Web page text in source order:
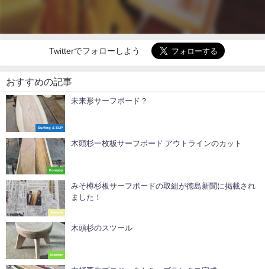
Twitterでフォローしよう
おすすめの記事
Surfing & SUP
未来形サーフボード？
Forestry
木頭杉一枚板サーフボード アウトラインのカット
Awards
みそ樽杉板サーフボードの取組が徳島新聞に掲載され
ました！
Interior
木頭杉のスツール